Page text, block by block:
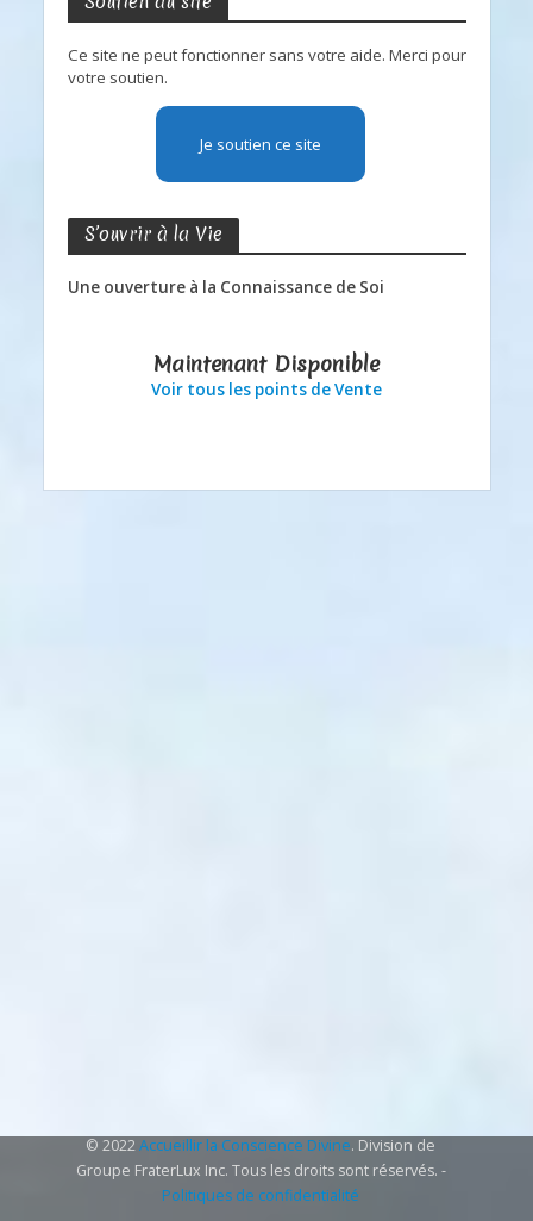
Ce site ne peut fonctionner sans votre aide. Merci pour
votre soutien.
Je soutien ce site
S’ouvrir à la Vie
Une ouverture à la Connaissance de Soi
Maintenant Disponible
Voir tous les points de Vente
© 2022Accueillir la Conscience Divine. Division de
Groupe FraterLux Inc. Tous les droits sont réservés. -
Politiques de confidentialité